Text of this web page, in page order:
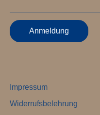
Anmeldung
Impressum
Widerrufsbelehrung